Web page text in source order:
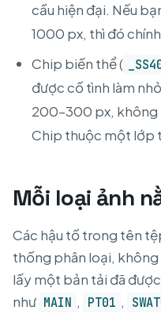
cầu hiện đại. Nếu
1000 px, thì đó
Chip biến thể (
được cố tình làm
200–300 px, không
Chip thuộc một lớp
Mỗi loại ảnh
Các hậu tố trong tên
thống phân loại,
lấy một bản tải đã
như MAIN , PT01 ,